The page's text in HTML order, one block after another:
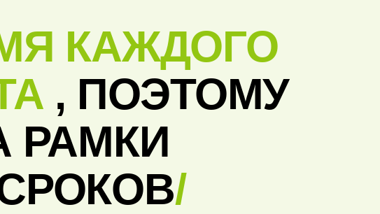
КАЖДОГО
, ПОЭТОМУ
РАМКИ
/